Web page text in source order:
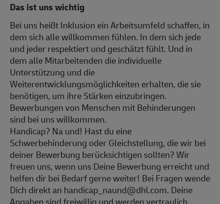
Das ist uns wichtig
Bei uns heißt Inklusion ein Arbeitsumfeld schaffen, in
dem sich alle willkommen fühlen. In dem sich jede
und jeder respektiert und geschätzt fühlt. Und in
dem alle Mitarbeitenden die individuelle
Unterstützung und die
Weiterentwicklungsmöglichkeiten erhalten, die sie
benötigen, um ihre Stärken einzubringen.
Bewerbungen von Menschen mit Behinderungen
sind bei uns willkommen.
Handicap? Na und! Hast du eine
Schwerbehinderung oder Gleichstellung, die wir bei
deiner Bewerbung berücksichtigen sollten? Wir
freuen uns, wenn uns Deine Bewerbung erreicht und
helfen dir bei Bedarf gerne weiter! Bei Fragen wende
Dich direkt an handicap_naund@dhl.com. Deine